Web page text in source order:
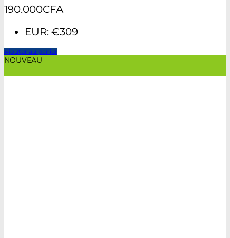
190.000CFA
EUR: €309
Ajouter au panier
NOUVEAU